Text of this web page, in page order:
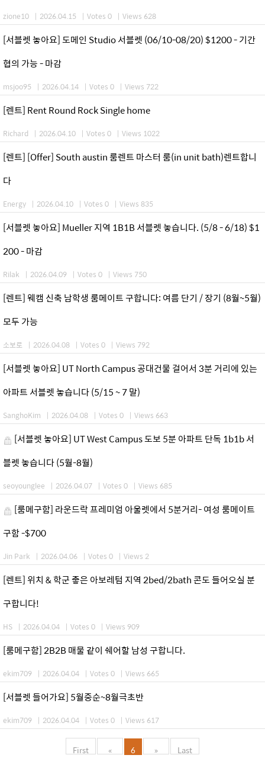
zione10 | 2026.04.15 | Votes 0 | Views 628
[서블렛 놓아요] 도메인 Studio 서블렛 (06/10-08/20) $1200 - 기간
협의 가능 - 마감
msjoo95 | 2026.04.14 | Votes 0 | Views 722
[렌트] Rent Round Rock Single home
Richard | 2026.04.10 | Votes 0 | Views 1022
[렌트] [Offer] South austin 룸렌트 마스터 룸(in unit bath)렌트합니
다
Energy | 2026.04.10 | Votes 0 | Views 835
[서블렛 놓아요] Mueller 지역 1B1B 서블렛 놓습니다. (5/8 - 6/18) $1
200 - 마감
Rilak | 2026.04.09 | Votes 0 | Views 750
[렌트] 웨캠 신축 남학생 룸메이트 구합니다: 여름 단기 / 장기 (8월~5월)
모두 가능
소보로 | 2026.04.08 | Votes 0 | Views 792
[서블렛 놓아요] UT North Campus 공대건물 걸어서 3분 거리에 있는
아파트 서블렛 놓습니다 (5/15 ~ 7 말)
SanghoKim | 2026.04.08 | Votes 0 | Views 663
[서블렛 놓아요] UT West Campus 도보 5분 아파트 단독 1b1b 서
블렛 놓습니다 (5월-8월)
seoyounglee | 2026.04.07 | Votes 0 | Views 685
[룸메구함] 라운드락 프레미엄 아울렛에서 5분거리- 여성 룸메이트
구함 -$700
Jin Park | 2026.04.06 | Votes 0 | Views 2
[렌트] 위치 & 학군 좋은 아보레텀 지역 2bed/2bath 콘도 들어오실 분
구합니다!
HS | 2026.04.04 | Votes 0 | Views 909
[룸메구함] 2B2B 매물 같이 쉐어할 남성 구합니다.
ekim709 | 2026.04.04 | Votes 0 | Views 665
[서블렛 들어가요] 5월중순~8월극초반
ekim709 | 2026.04.04 | Votes 0 | Views 617
First « 6 » Last